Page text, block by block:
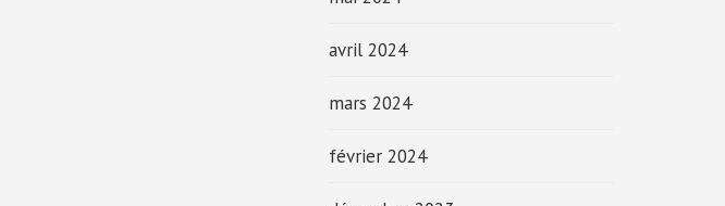
avril 2024
mars 2024
février 2024